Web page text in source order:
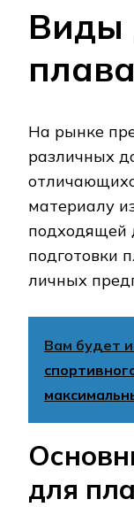
Виды
На рынке
различных
материалу
подходящей
подготовки
личных
Вам будет
для